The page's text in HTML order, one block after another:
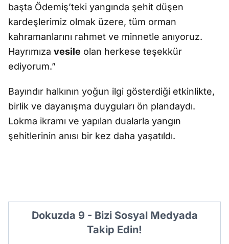
başta Ödemiş’teki yangında şehit düşen
kardeşlerimiz olmak üzere, tüm orman
kahramanlarını rahmet ve minnetle anıyoruz.
Hayrımıza vesile olan herkese teşekkür
ediyorum.”
Bayındır halkının yoğun ilgi gösterdiği etkinlikte,
birlik ve dayanışma duyguları ön plandaydı.
Lokma ikramı ve yapılan dualarla yangın
şehitlerinin anısı bir kez daha yaşatıldı.
Dokuzda 9 - Bizi Sosyal Medyada
Takip Edin!